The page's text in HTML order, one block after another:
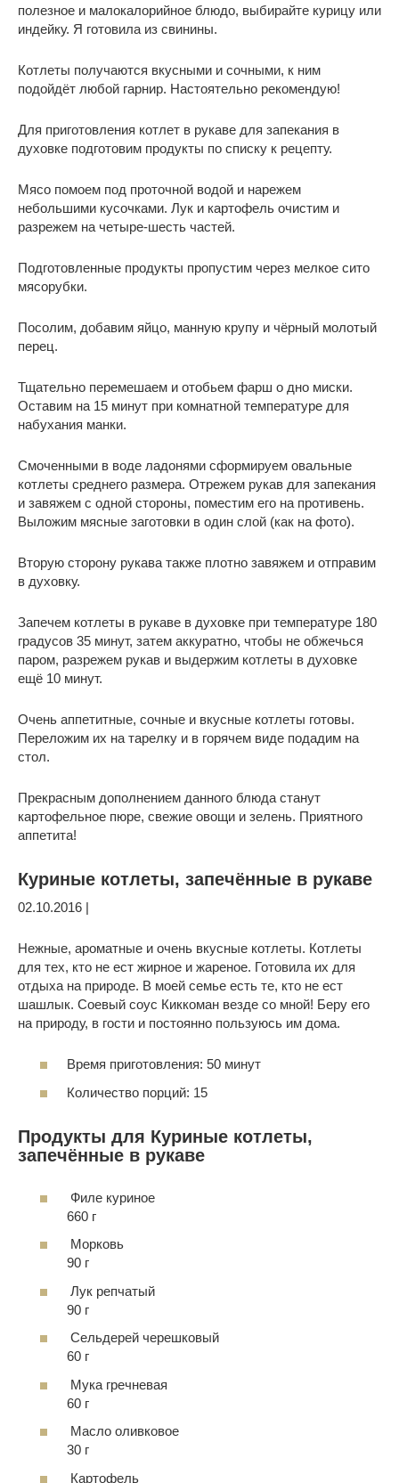
полезное и малокалорийное блюдо, выбирайте курицу или
индейку. Я готовила из свинины.
Котлеты получаются вкусными и сочными, к ним
подойдёт любой гарнир. Настоятельно рекомендую!
Для приготовления котлет в рукаве для запекания в
духовке подготовим продукты по списку к рецепту.
Мясо помоем под проточной водой и нарежем
небольшими кусочками. Лук и картофель очистим и
разрежем на четыре-шесть частей.
Подготовленные продукты пропустим через мелкое сито
мясорубки.
Посолим, добавим яйцо, манную крупу и чёрный молотый
перец.
Тщательно перемешаем и отобьем фарш о дно миски.
Оставим на 15 минут при комнатной температуре для
набухания манки.
Смоченными в воде ладонями сформируем овальные
котлеты среднего размера. Отрежем рукав для запекания
и завяжем с одной стороны, поместим его на противень.
Выложим мясные заготовки в один слой (как на фото).
Вторую сторону рукава также плотно завяжем и отправим
в духовку.
Запечем котлеты в рукаве в духовке при температуре 180
градусов 35 минут, затем аккуратно, чтобы не обжечься
паром, разрежем рукав и выдержим котлеты в духовке
ещё 10 минут.
Очень аппетитные, сочные и вкусные котлеты готовы.
Переложим их на тарелку и в горячем виде подадим на
стол.
Прекрасным дополнением данного блюда станут
картофельное пюре, свежие овощи и зелень. Приятного
аппетита!
Куриные котлеты, запечённые в рукаве
02.10.2016 |
Нежные, ароматные и очень вкусные котлеты. Котлеты
для тех, кто не ест жирное и жареное. Готовила их для
отдыха на природе. В моей семье есть те, кто не ест
шашлык. Соевый соус Киккоман везде со мной! Беру его
на природу, в гости и постоянно пользуюсь им дома.
Время приготовления: 50 минут
Количество порций: 15
Продукты для Куриные котлеты,
запечённые в рукаве
Филе куриное
660 г
Морковь
90 г
Лук репчатый
90 г
Сельдерей черешковый
60 г
Мука гречневая
60 г
Масло оливковое
30 г
Картофель